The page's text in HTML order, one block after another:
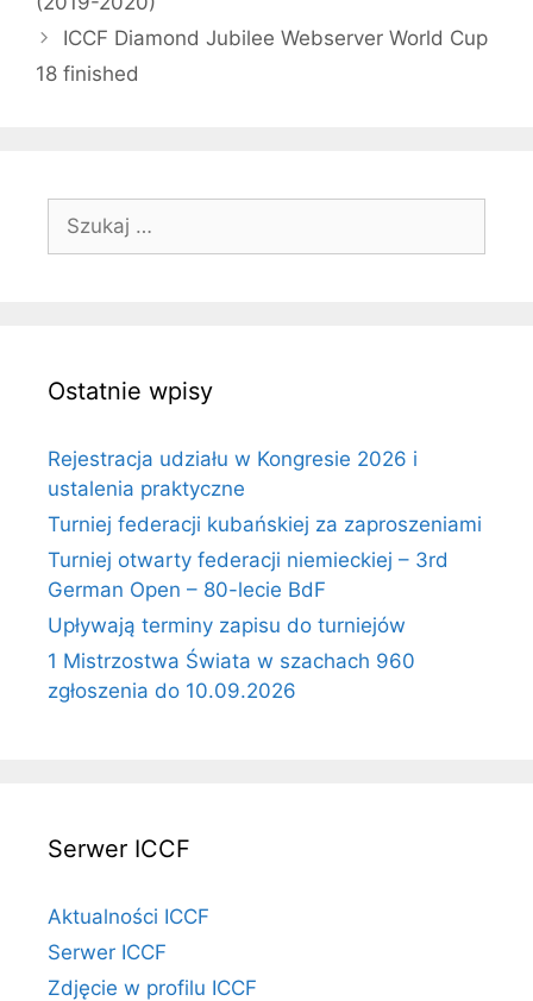
ICCF Diamond Jubilee Webserver World Cup
18 finished
Szukaj:
Ostatnie wpisy
Rejestracja udziału w Kongresie 2026 i
ustalenia praktyczne
Turniej federacji kubańskiej za zaproszeniami
Turniej otwarty federacji niemieckiej – 3rd
German Open – 80-lecie BdF
Upływają terminy zapisu do turniejów
1 Mistrzostwa Świata w szachach 960
zgłoszenia do 10.09.2026
Serwer ICCF
Aktualności ICCF
Serwer ICCF
Zdjęcie w profilu ICCF